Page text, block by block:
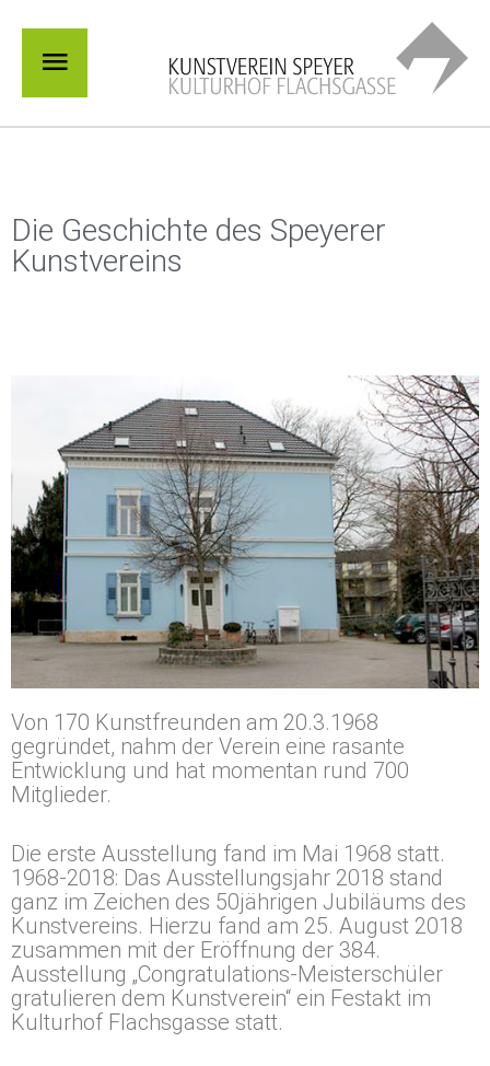
Inhalt
springen
Hauptmenü
Die Geschichte des Speyerer
Kunstvereins
Von 170 Kunstfreunden am 20.3.1968
gegründet, nahm der Verein eine rasante
Entwicklung und hat momentan rund 700
Mitglieder.
Die erste Ausstellung fand im Mai 1968 statt.
1968-2018: Das Ausstellungsjahr 2018 stand
ganz im Zeichen des 50jährigen Jubiläums des
Kunstvereins. Hierzu fand am 25. August 2018
zusammen mit der Eröffnung der 384.
Ausstellung „Congratulations-Meisterschüler
gratulieren dem Kunstverein“ ein Festakt im
Kulturhof Flachsgasse statt.